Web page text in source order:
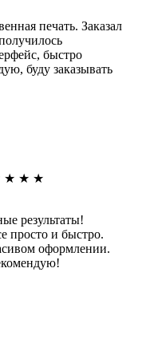
печать. Заказал
быстро
буду заказывать
★ ★ ★
результаты!
просто и быстро.
оформлении.